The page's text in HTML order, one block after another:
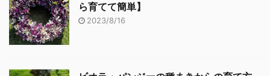
ら育てて簡単】
2023/8/16